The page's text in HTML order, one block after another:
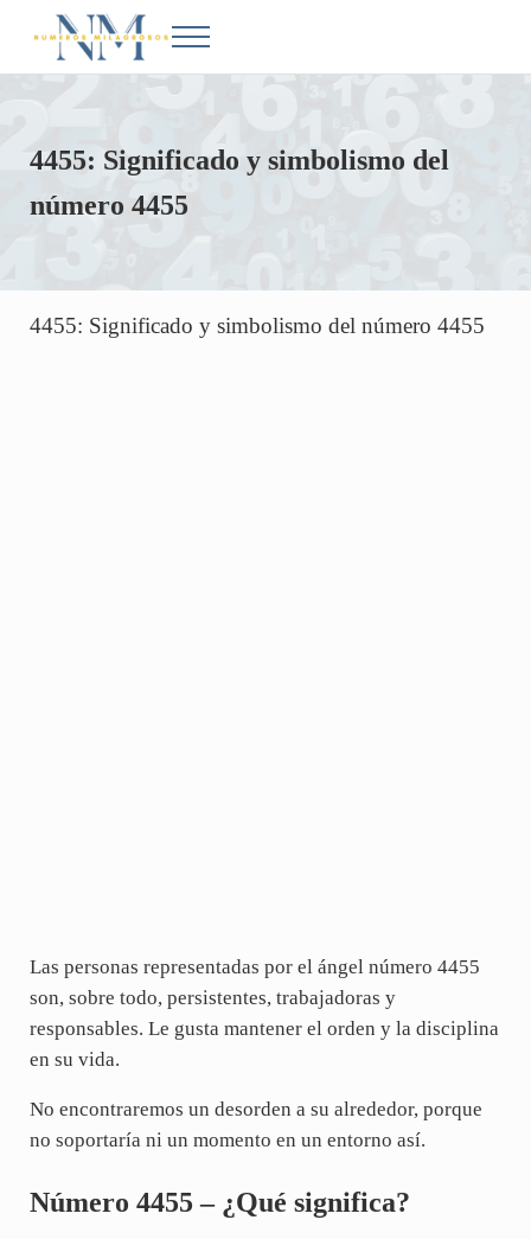
Saltar al contenido principal
Skip to after header navigation
Skip to site footer
Números Milagrosos
Conoce el significado de los números en la Biblia
Menu
4455: Significado y simbolismo del
número 4455
4455: Significado y simbolismo del número 4455
Las personas representadas por el ángel número 4455
son, sobre todo, persistentes, trabajadoras y
responsables. Le gusta mantener el orden y la disciplina
en su vida.
No encontraremos un desorden a su alrededor, porque
no soportaría ni un momento en un entorno así.
Número 4455 – ¿Qué significa?